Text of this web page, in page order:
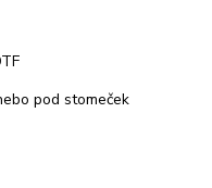
pod stomeček